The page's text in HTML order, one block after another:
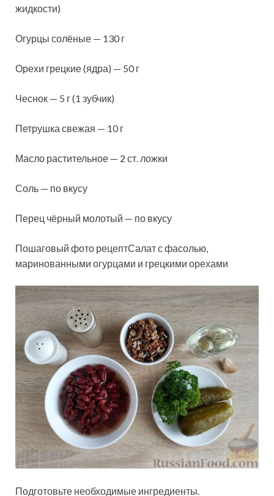
жидкости)
Огурцы солёные — 130 г
Орехи грецкие (ядра) — 50 г
Чеснок — 5 г (1 зубчик)
Петрушка свежая — 10 г
Масло растительное — 2 ст. ложки
Соль — по вкусу
Перец чёрный молотый — по вкусу
Пошаговый фото рецептСалат с фасолью,
маринованными огурцами и грецкими орехами
Подготовьте необходимые ингредиенты.